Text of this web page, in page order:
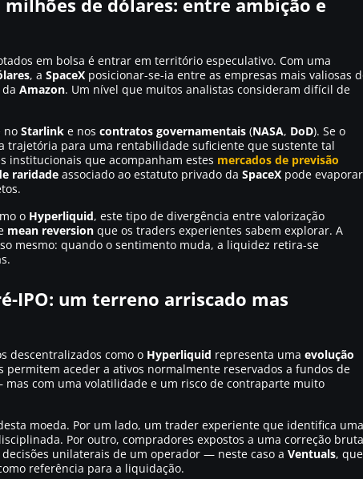
em bolsa é entrar em território especulativo. Com uma
, a SpaceX posicionar-se-ia entre as empresas mais valiosas
Amazon. Um nível que muitos analistas consideram difícil de
no Starlink e nos contratos governamentais (NASA, DoD). Se o
trajetória para uma rentabilidade suficiente que sustente tal
institucionais que acompanham estes mercados de previsão
raridade associado ao estatuto privado da SpaceX pode
o Hyperliquid, este tipo de divergência entre valorização
mean reversion que os traders experientes sabem explorar. A
mesmo: quando o sentimento muda, a liquidez retira-se
IPO: um terreno arriscado mas
descentralizados como o Hyperliquid representa uma evolução
permitem aceder a ativos normalmente reservados a fundos de
com uma volatilidade e um risco de contraparte muito
moeda. Por um lado, um trader experiente que identifica uma
Por outro, compradores expostos a uma correção
unilaterais de um operador — neste caso a Ventuals, que
referência para a liquidação.